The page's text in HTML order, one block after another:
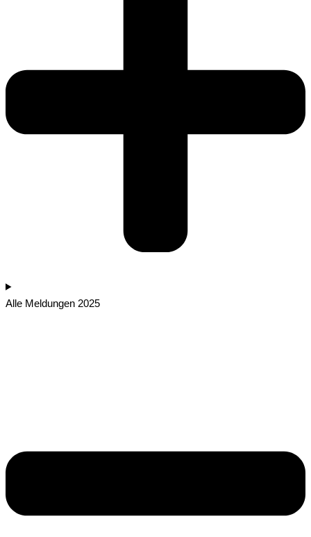
Alle Meldungen 2025